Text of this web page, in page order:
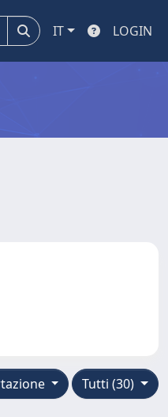
IT LOGIN
Tutti (30)